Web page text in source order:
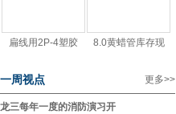
扁线用2P-4塑胶 8.0黄蜡管库存现
更多>>
一周视点
龙三每年一度的消防演习开